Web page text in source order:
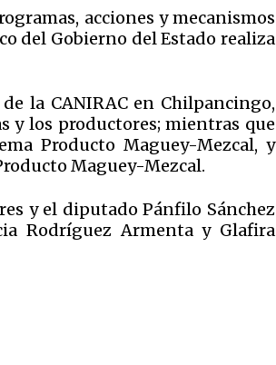
acciones y mecanismos
del Gobierno del Estado realiza
la CANIRAC en Chilpancingo,
y los productores; mientras que
Producto Maguey-Mezcal, y
Maguey-Mezcal.
y el diputado Pánfilo Sánchez
Rodríguez Armenta y Glafira